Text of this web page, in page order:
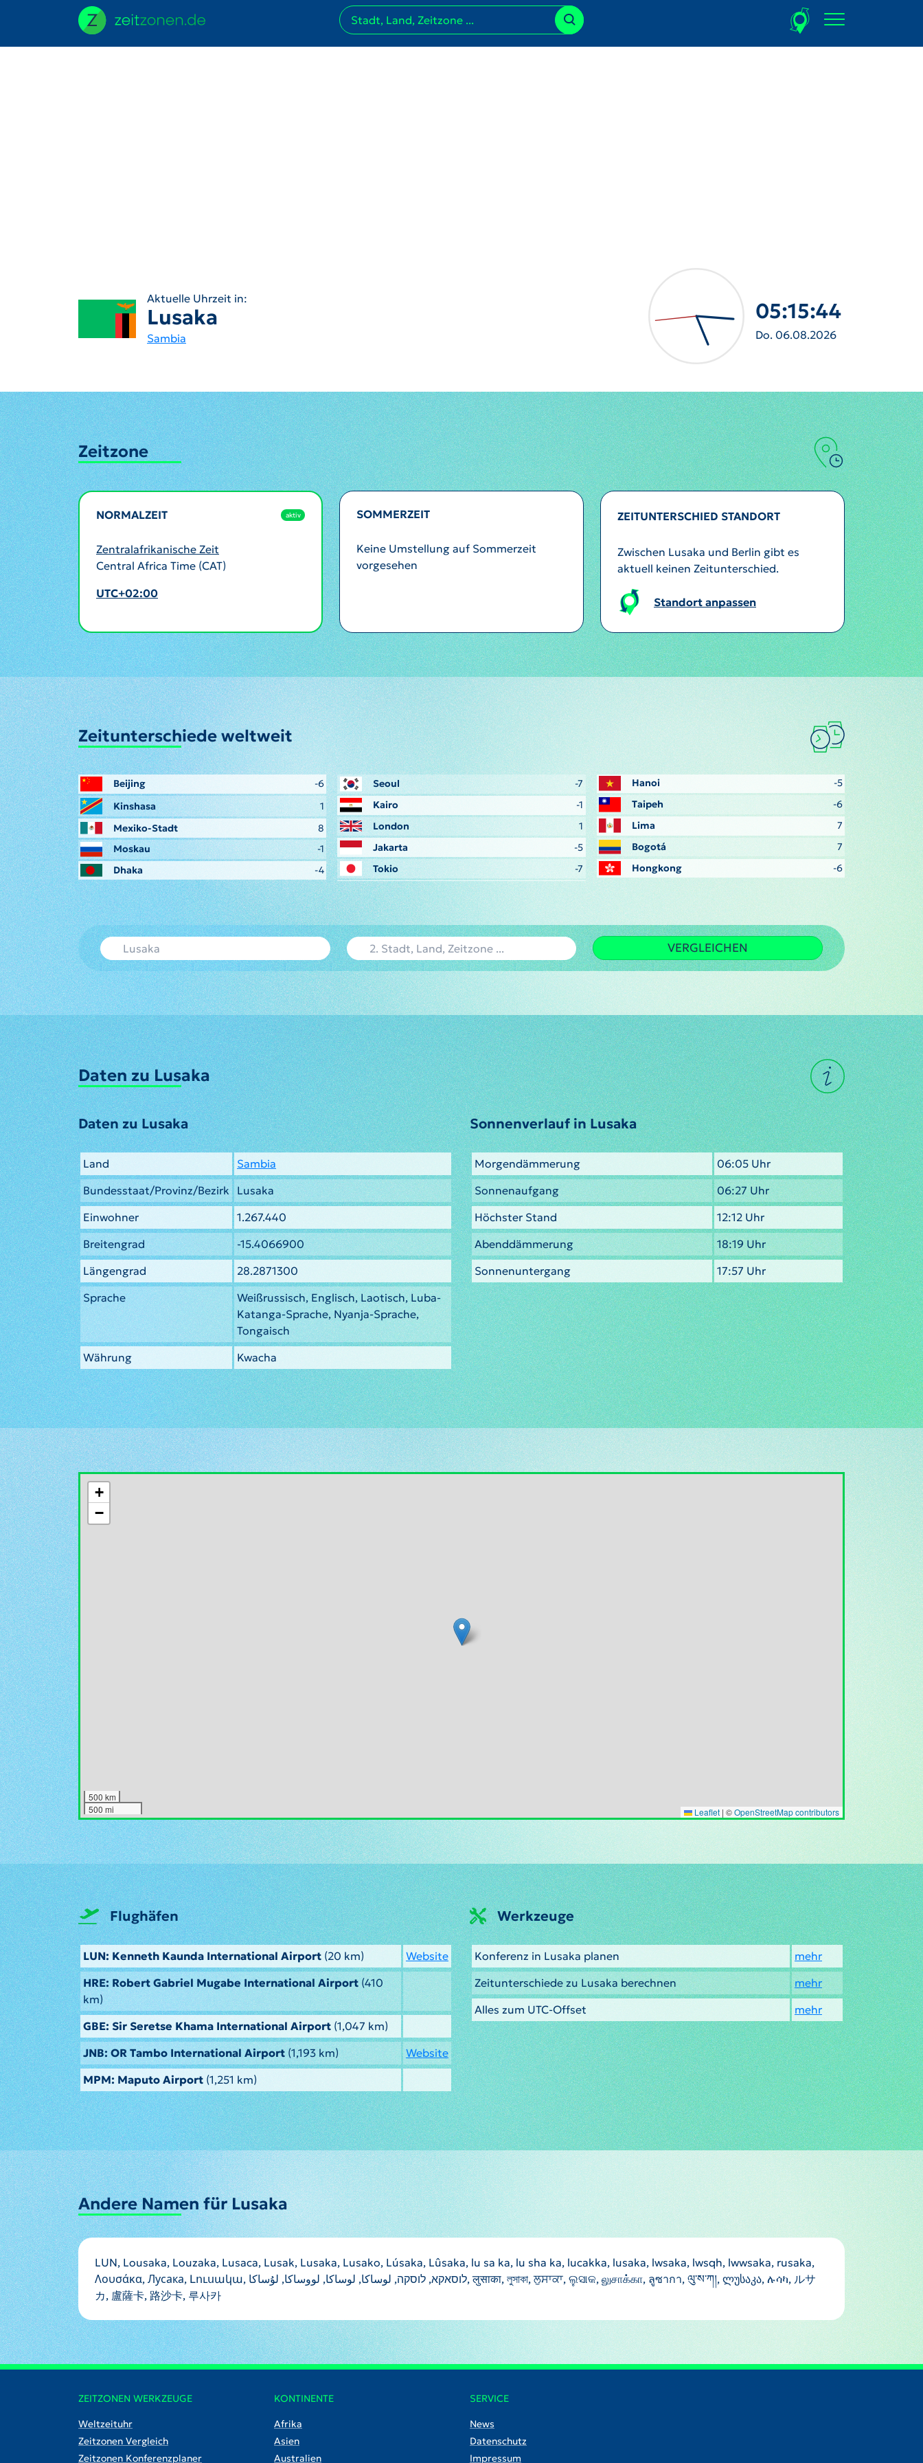
Aktuelle Uhrzeit in:
Lusaka
Sambia
05:15:46
Do. 06.08.2026
Zeitzone
NORMALZEIT aktiv
Zentralafrikanische Zeit
Central Africa Time (CAT)
UTC+02:00
SOMMERZEIT
Keine Umstellung auf Sommerzeit
vorgesehen
ZEITUNTERSCHIED STANDORT
Zwischen Lusaka und Berlin gibt es
aktuell keinen Zeitunterschied.
Standort anpassen
Zeitunterschiede weltweit
Beijing
-6
Kinshasa
1
Mexiko-Stadt
8
Moskau
-1
Dhaka
-4
Seoul
-7
Kairo
-1
London
1
Jakarta
-5
Tokio
-7
Hanoi
-5
Taipeh
-6
Lima
7
Bogotá
7
Hongkong
-6
VERGLEICHEN
Daten zu Lusaka
Daten zu Lusaka
Land
Sambia
Bundesstaat/Provinz/Bezirk Lusaka
Einwohner
1.267.440
Breitengrad
-15.4066900
Längengrad
28.2871300
Sprache
Weißrussisch, Englisch, Laotisch, Luba-
Katanga-Sprache, Nyanja-Sprache,
Tongaisch
Währung
Kwacha
Sonnenverlauf in Lusaka
Morgendämmerung
06:05 Uhr
Sonnenaufgang
06:27 Uhr
Höchster Stand
12:12 Uhr
Abenddämmerung
18:19 Uhr
Sonnenuntergang
17:57 Uhr
+
−
500 km
500 mi
Leaflet | ©OpenStreetMap contributors
Flughäfen
LUN: Kenneth Kaunda International Airport (20 km)
Website
HRE: Robert Gabriel Mugabe International Airport(410
km)
GBE: Sir Seretse Khama International Airport (1,047 km)
JNB: OR Tambo International Airport(1,193 km)
Website
MPM: Maputo Airport (1,251 km)
Werkzeuge
Konferenz in Lusaka planen
mehr
Zeitunterschiede zu Lusaka berechnen
mehr
Alles zum UTC-Offset
mehr
Andere Namen für Lusaka
LUN, Lousaka, Louzaka, Lusaca, Lusak, Lusaka, Lusako, Lúsaka, Lûsaka, lu sa ka, lu sha ka, lucakka, lusaka, lwsaka, lwsqh, lwwsaka, rusaka,
Λουσάκα, Лусака, Լուսակա, לוסאקא, לוסקה, لوساكا, لوساکا, لووساکا, لۇساكا, लुसाका, লুসাকা, ਲੁਸਾਕਾ, ଲୁସାକ, லுசாக்கா, ลูซากา, ལུ་ས་ཀ།, ლუსაკა, ሉሳካ, ルサ
カ, 盧薩卡, 路沙卡, 루사카
ZEITZONEN WERKZEUGE
Weltzeituhr
Zeitzonen Vergleich
Zeitzonen Konferenzplaner
KONTINENTE
Afrika
Asien
Australien
SERVICE
News
Datenschutz
Impressum